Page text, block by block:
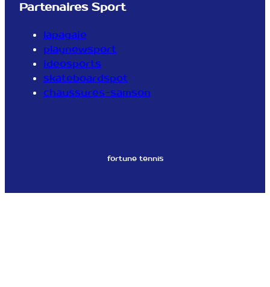
Partenaires Sport
lapagaie
playnewsport
ideosports
skateboardspot
chaussures-samson
fortune tennis